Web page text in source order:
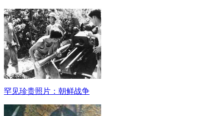
罕见珍贵照片：朝鲜战争